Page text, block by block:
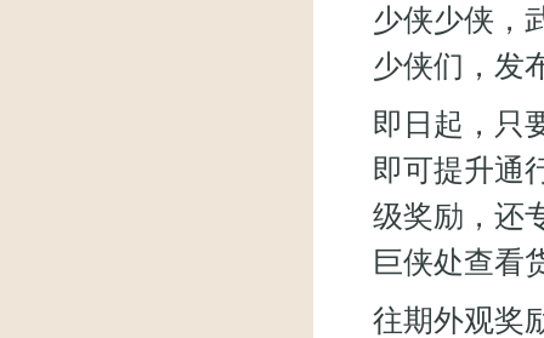
少侠少侠，
少侠们，发
即日起，只
即可提升通
级奖励，还
巨侠处查看
往期外观奖